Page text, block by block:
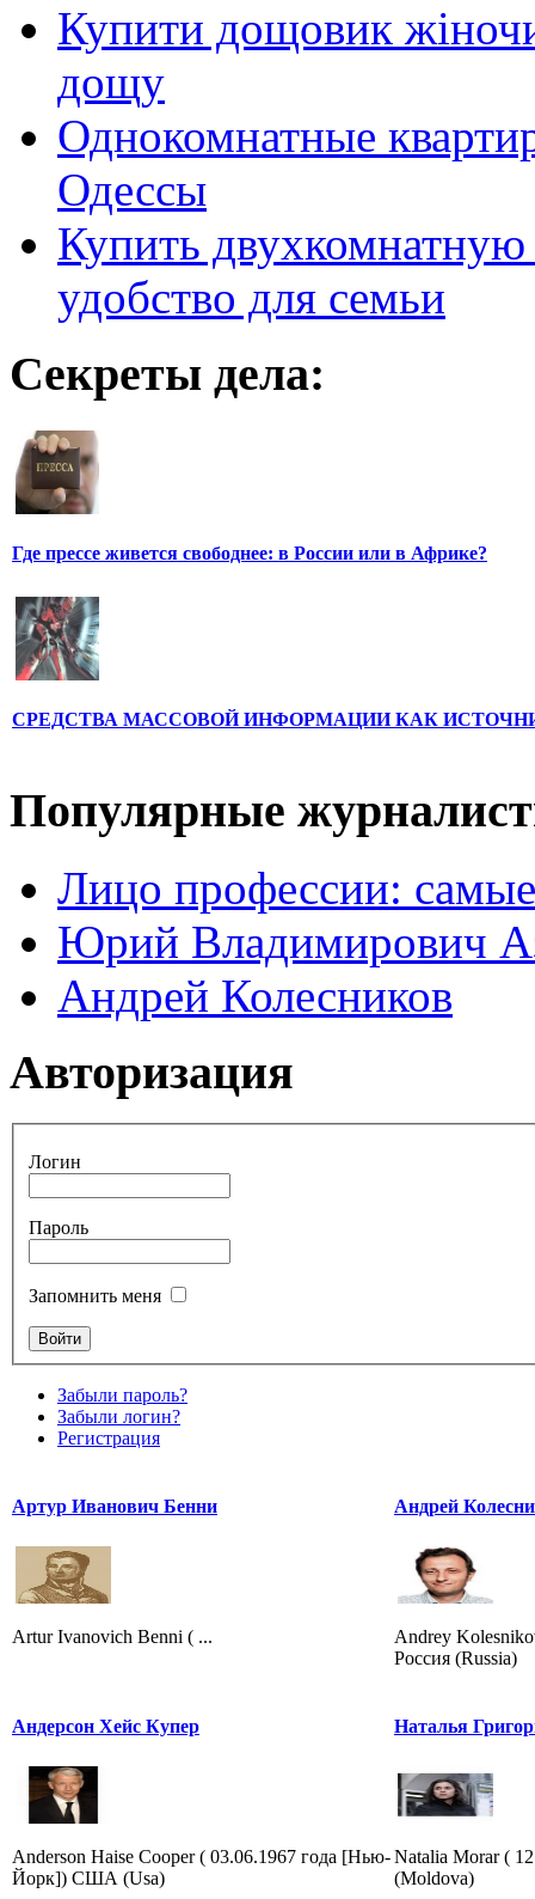
Купити дощовик
дощу
Однокомнатные
Одессы
Купить
удобство для семьи
Секреты дела:
Где прессе живется свободнее: в России или в Африке?
СРЕДСТВА МАССОВОЙ ИНФОРМАЦИИ КАК
Популярные
Лицо профессии:
Юрий Владимирович
Андрей Колесников
Авторизация
Логин
Пароль
Запомнить меня
Забыли пароль?
Забыли логин?
Регистрация
Артур Иванович Бенни
Artur Ivanovich Benni ( ...
Андрей
Andrey
Россия (Russia)
Андерсон Хейс Купер
Anderson Haise Cooper ( 03.06.1967 года [Нью-
Йорк]) США (Usa)
Наталья
Natalia Morar (
(Moldova)